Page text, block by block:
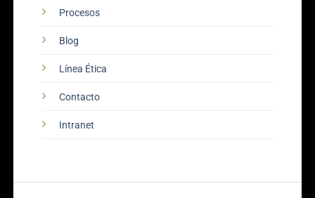
Procesos
Blog
Línea Ética
Contacto
Intranet